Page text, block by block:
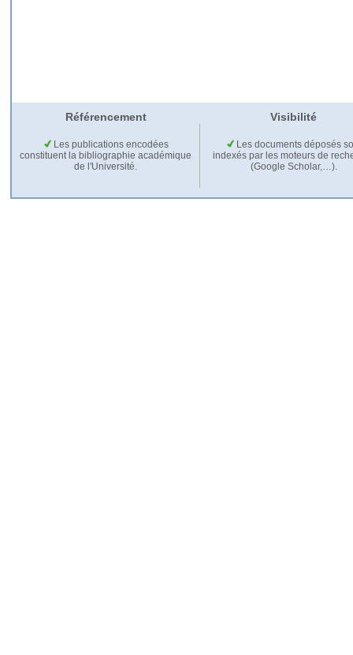
Référencement Visibilité
Les publications encodées
constituent la bibliographie académique
de l'Université.
Les documents déposés
indexés par les moteurs de
(Google Scholar,…).